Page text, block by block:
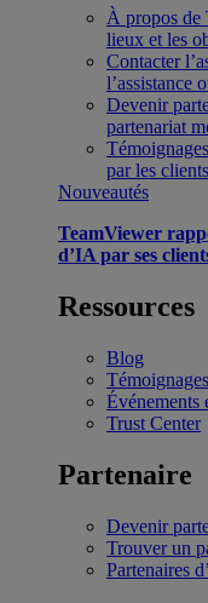
À propos de
lieux et les
Contacter
l’assistance
Devenir
partenariat
par les
Nouveautés
TeamViewer
d’IA par ses
Ressources
Blog
Événements
Trust Center
Partenaire
Devenir
Trouver un
Partenaires